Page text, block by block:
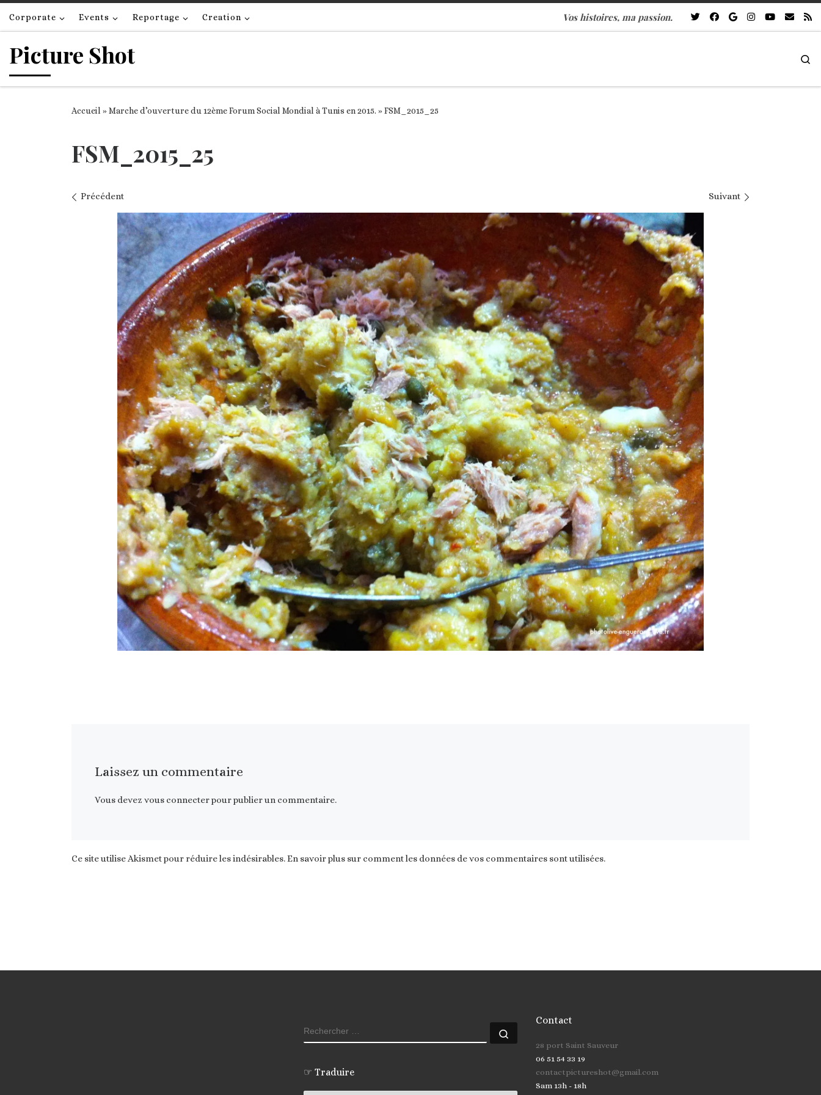
Passer au contenu
Corporate Events Reportage Creation Vos histoires, ma passion.
Picture Shot
Accueil »Marche d’ouverture du 12ème Forum Social Mondial à Tunis en 2015. »FSM_2015_25
FSM_2015_25
Navigation des images
Précédent Suivant
Laissez un commentaire
Vous devez vous connecterpour publier un commentaire.
Ce site utilise Akismet pour réduire les indésirables.En savoir plus sur comment les données de vos commentaires sont utilisées.
RECHERCHER
☞ Traduire
Contact
28 port Saint Sauveur
06 51 54 33 19
contactpictureshot@gmail.com
Sam 13h - 18h